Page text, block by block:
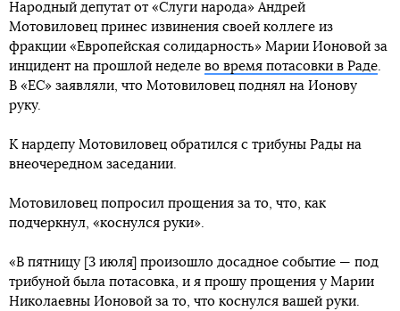
Народный депутат от «Слуги народа» Андрей
Мотовиловец принес извинения своей коллеге из
фракции «Европейская солидарность» Марии Ионовой за
инцидент на прошлой неделе во время потасовки в Раде.
В «ЕС» заявляли, что Мотовиловец поднял на Ионову
руку.
К нардепу Мотовиловец обратился с трибуны Рады на
внеочередном заседании.
Мотовиловец попросил прощения за то, что, как
подчеркнул, «коснулся руки».
«В пятницу [3 июля] произошло досадное событие — под
трибуной была потасовка, и я прошу прощения у Марии
Николаевны Ионовой за то, что коснулся вашей руки.